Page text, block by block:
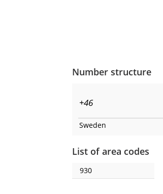
Number structure
+46
Sweden
List of area codes
930